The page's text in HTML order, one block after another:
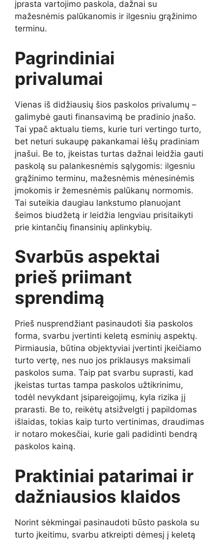
įprasta vartojimo paskola, dažnai su
mažesnėmis palūkanomis ir ilgesniu grąžinimo
terminu.
Pagrindiniai
privalumai
Vienas iš didžiausių šios paskolos privalumų –
galimybė gauti finansavimą be pradinio įnašo.
Tai ypač aktualu tiems, kurie turi vertingo turto,
bet neturi sukaupę pakankamai lėšų pradiniam
įnašui. Be to, įkeistas turtas dažnai leidžia gauti
paskolą su palankesnėmis sąlygomis: ilgesniu
grąžinimo terminu, mažesnėmis mėnesinėmis
įmokomis ir žemesnėmis palūkanų normomis.
Tai suteikia daugiau lankstumo planuojant
šeimos biudžetą ir leidžia lengviau prisitaikyti
prie kintančių finansinių aplinkybių.
Svarbūs aspektai
prieš priimant
sprendimą
Prieš nusprendžiant pasinaudoti šia paskolos
forma, svarbu įvertinti keletą esminių aspektų.
Pirmiausia, būtina objektyviai įvertinti įkeičiamo
turto vertę, nes nuo jos priklausys maksimali
paskolos suma. Taip pat svarbu suprasti, kad
įkeistas turtas tampa paskolos užtikrinimu,
todėl nevykdant įsipareigojimų, kyla rizika jį
prarasti. Be to, reikėtų atsižvelgti į papildomas
išlaidas, tokias kaip turto vertinimas, draudimas
ir notaro mokesčiai, kurie gali padidinti bendrą
paskolos kainą.
Praktiniai patarimai ir
dažniausios klaidos
Norint sėkmingai pasinaudoti būsto paskola su
turto įkeitimu, svarbu atkreipti dėmesį į keletą